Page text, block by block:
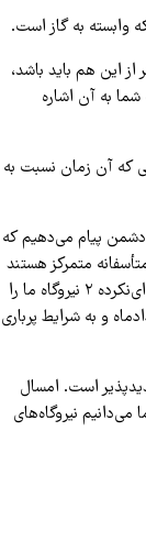
این هم باید باشد،
به آن اشاره
دلایلی که آن زمان نسبت به
دارید به دشمن پیام می‌دهیم که
متمرکز هستند
را بزند، ما را با مشکل مواجه می‌کند. البته ما بلافاصله با مشکل مواجه نخواهیم شد، اگر الان خدای‌نکرده ۲ نیروگاه ما را
و به شرایط پرباری
است. امسال
نیروگاه‌های